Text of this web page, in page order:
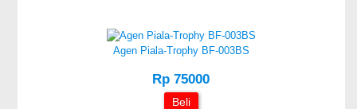
Agen Piala-Trophy BF-003BS
Rp 75000
Beli